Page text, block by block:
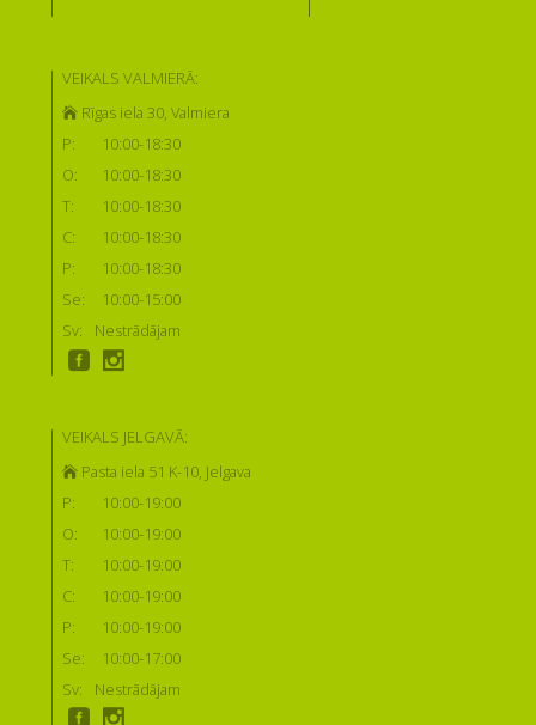
VEIKALS VALMIERĀ:
Rīgas iela 30, Valmiera
P:
10:00-18:30
O:
10:00-18:30
T:
10:00-18:30
C:
10:00-18:30
P:
10:00-18:30
Se:
10:00-15:00
Sv:
Nestrādājam
VEIKALS JELGAVĀ:
Pasta iela 51 K-10, Jelgava
P:
10:00-19:00
O:
10:00-19:00
T:
10:00-19:00
C:
10:00-19:00
P:
10:00-19:00
Se:
10:00-17:00
Sv:
Nestrādājam